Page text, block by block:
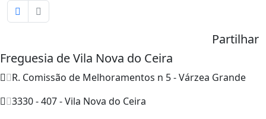
Partilhar
Freguesia de Vila Nova do Ceira
R. Comissão de Melhoramentos n 5 - Várzea Grande
3330 - 407 - Vila Nova do Ceira